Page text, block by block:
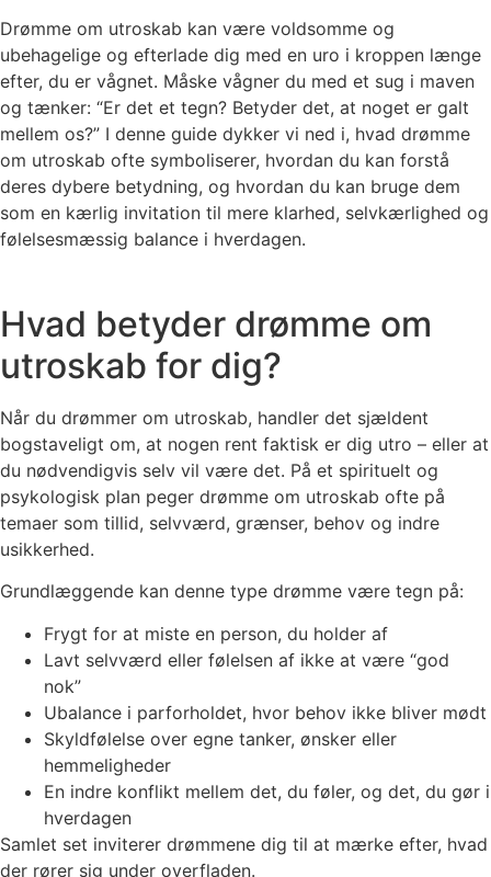
Drømme om utroskab kan være voldsomme og
ubehagelige og efterlade dig med en uro i kroppen længe
efter, du er vågnet. Måske vågner du med et sug i maven
og tænker: “Er det et tegn? Betyder det, at noget er galt
mellem os?” I denne guide dykker vi ned i, hvad drømme
om utroskab ofte symboliserer, hvordan du kan forstå
deres dybere betydning, og hvordan du kan bruge dem
som en kærlig invitation til mere klarhed, selvkærlighed og
følelsesmæssig balance i hverdagen.
Hvad betyder drømme om
utroskab for dig?
Når du drømmer om utroskab, handler det sjældent
bogstaveligt om, at nogen rent faktisk er dig utro – eller at
du nødvendigvis selv vil være det. På et spirituelt og
psykologisk plan peger drømme om utroskab ofte på
temaer som tillid, selvværd, grænser, behov og indre
usikkerhed.
Grundlæggende kan denne type drømme være tegn på:
Frygt for at miste en person, du holder af
Lavt selvværd eller følelsen af ikke at være “god
nok”
Ubalance i parforholdet, hvor behov ikke bliver mødt
Skyldfølelse over egne tanker, ønsker eller
hemmeligheder
En indre konflikt mellem det, du føler, og det, du gør i
hverdagen
Samlet set inviterer drømmene dig til at mærke efter, hvad
der rører sig under overfladen.